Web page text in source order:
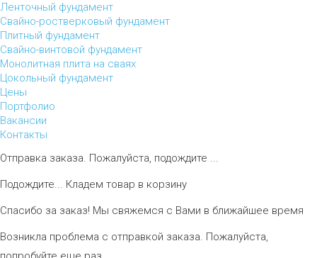
Ленточный фундамент
Свайно-ростверковый фундамент
Плитный фундамент
Свайно-винтовой фундамент
Монолитная плита на сваях
Цокольный фундамент
Цены
Портфолио
Вакансии
Контакты
Отправка заказа. Пожалуйста, подождите ...
Подождите... Кладем товар в корзину
Спасибо за заказ! Мы свяжемся с Вами в ближайшее время
Возникла проблема с отправкой заказа. Пожалуйста,